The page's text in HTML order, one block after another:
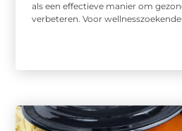
als een effectieve manier om
verbeteren. Voor